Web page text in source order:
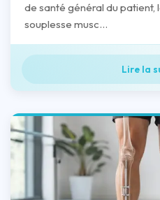
de santé général du patient,
souplesse musc...
Lire la